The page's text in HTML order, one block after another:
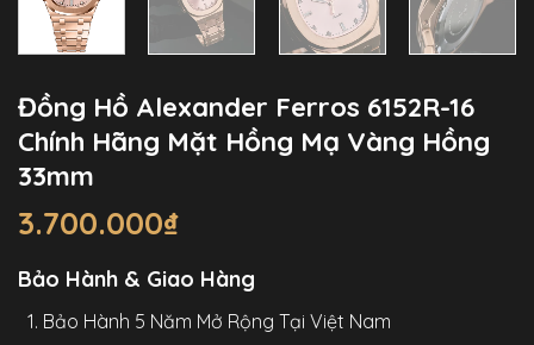
Đồng Hồ Alexander Ferros 6152R-16
Chính Hãng Mặt Hồng Mạ Vàng Hồng
33mm
3.700.000₫
Bảo Hành & Giao Hàng
Bảo Hành 5 Năm Mở Rộng Tại Việt Nam